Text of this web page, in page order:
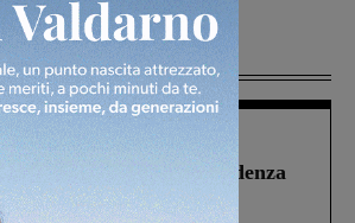
1 Agosto 2026
finanziata oltre la scadenza
di Fratelli d’Italia: “Un
al Governo”